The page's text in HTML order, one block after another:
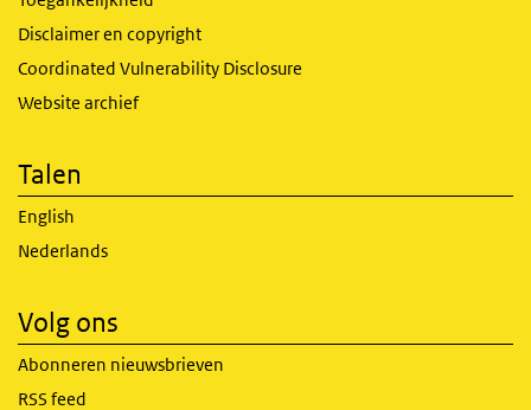
Disclaimer en copyright
Coordinated Vulnerability Disclosure
Website archief
Talen
English
Nederlands
Volg ons
Abonneren nieuwsbrieven
RSS feed